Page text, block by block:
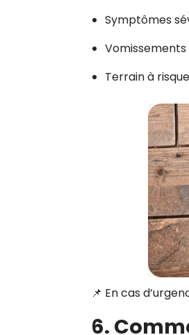
Symptômes
Terrain à
📌 En cas
6.